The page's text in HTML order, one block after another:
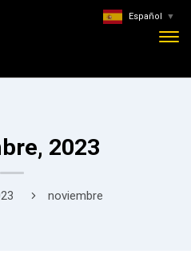
2023
noviembre
Español ▼